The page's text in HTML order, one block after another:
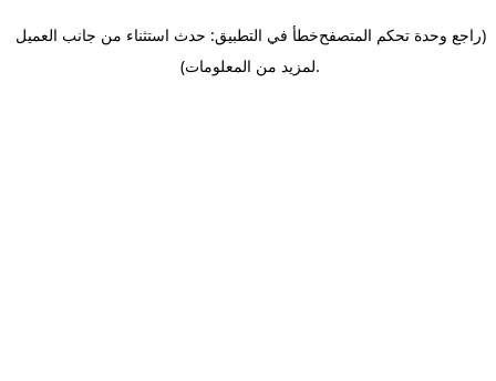
خطأ في التطبيق: حدث استثناء من جانب العميل(راجع وحدة تحكم المتصفح
لمزيد من المعلومات).